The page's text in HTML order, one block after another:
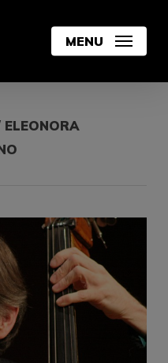
MENU
ELEONORA